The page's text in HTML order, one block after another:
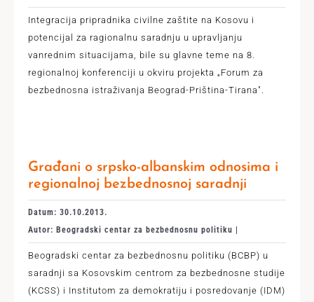
Integracija pripradnika civilne zaštite na Kosovu i
potencijal za ragionalnu saradnju u upravljanju
vanrednim situacijama, bile su glavne teme na 8.
regionalnoj konferenciji u okviru projekta „Forum za
bezbednosna istraživanja Beograd-Priština-Tirana".
Građani o srpsko-albanskim odnosima i
regionalnoj bezbednosnoj saradnji
Datum: 30.10.2013.
Autor: Beogradski centar za bezbednosnu politiku |
Beogradski centar za bezbednosnu politiku (BCBP) u
saradnji sa Kosovskim centrom za bezbednosne studije
(KCSS) i Institutom za demokratiju i posredovanje (IDM)